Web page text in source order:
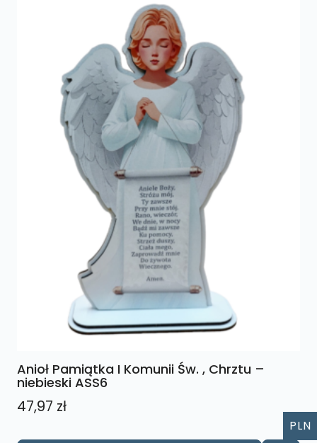
Anioł Pamiątka I Komunii Św. , Chrztu –
niebieski ASS6
47,97 zł
PLN